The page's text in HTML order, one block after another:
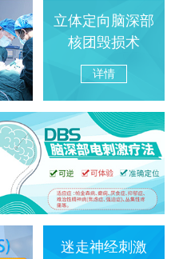
立体定向脑深部
核团毁损术
详情
迷走神经刺激